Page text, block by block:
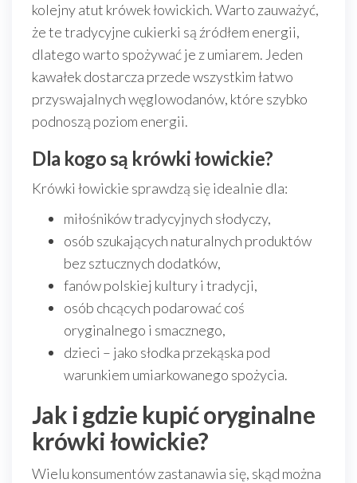
kolejny atut krówek łowickich. Warto zauważyć,
że te tradycyjne cukierki są źródłem energii,
dlatego warto spożywać je z umiarem. Jeden
kawałek dostarcza przede wszystkim łatwo
przyswajalnych węglowodanów, które szybko
podnoszą poziom energii.
Dla kogo są krówki łowickie?
Krówki łowickie sprawdzą się idealnie dla:
miłośników tradycyjnych słodyczy,
osób szukających naturalnych produktów
bez sztucznych dodatków,
fanów polskiej kultury i tradycji,
osób chcących podarować coś
oryginalnego i smacznego,
dzieci – jako słodka przekąska pod
warunkiem umiarkowanego spożycia.
Jak i gdzie kupić oryginalne
krówki łowickie?
Wielu konsumentów zastanawia się, skąd można